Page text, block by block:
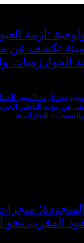
:أزمة
سبتة تكشف عن
الخوارزميات
المغرب نحو